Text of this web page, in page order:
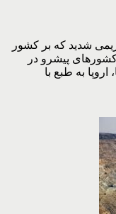
شدید که بر کشور
پیشرو در
اروپا به طبع با